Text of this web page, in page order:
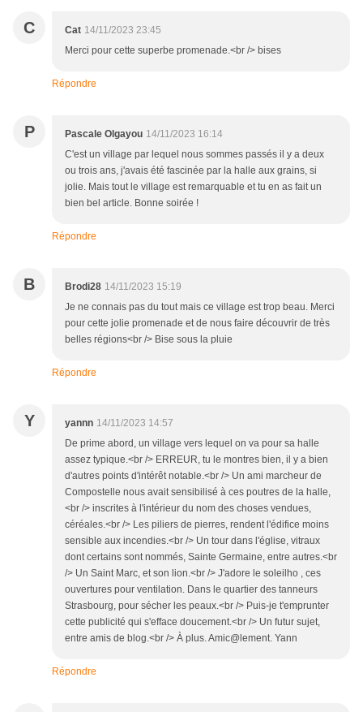
C Cat 14/11/2023 23:45
Merci pour cette superbe promenade.<br /> bises
Répondre
P Pascale Olgayou 14/11/2023 16:14
C'est un village par lequel nous sommes passés il y a deux
ou trois ans, j'avais été fascinée par la halle aux grains, si
jolie. Mais tout le village est remarquable et tu en as fait un
bien bel article. Bonne soirée !
Répondre
B Brodi28 14/11/2023 15:19
Je ne connais pas du tout mais ce village est trop beau. Merci
pour cette jolie promenade et de nous faire découvrir de très
belles régions<br /> Bise sous la pluie
Répondre
Y yannn 14/11/2023 14:57
De prime abord, un village vers lequel on va pour sa halle
assez typique.<br /> ERREUR, tu le montres bien, il y a bien
d'autres points d'intérêt notable.<br /> Un ami marcheur de
Compostelle nous avait sensibilisé à ces poutres de la halle,
<br /> inscrites à l'intérieur du nom des choses vendues,
céréales.<br /> Les piliers de pierres, rendent l'édifice moins
sensible aux incendies.<br /> Un tour dans l'église, vitraux
dont certains sont nommés, Sainte Germaine, entre autres.<br
/> Un Saint Marc, et son lion.<br /> J'adore le soleilho , ces
ouvertures pour ventilation. Dans le quartier des tanneurs
Strasbourg, pour sécher les peaux.<br /> Puis-je t'emprunter
cette publicité qui s'efface doucement.<br /> Un futur sujet,
entre amis de blog.<br /> À plus. Amic@lement. Yann
Répondre